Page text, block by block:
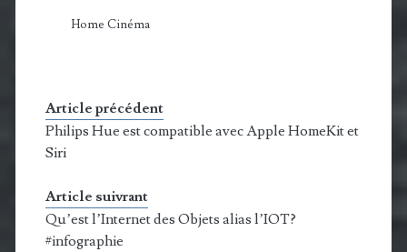
Home Cinéma
Article précédent
Philips Hue est compatible avec Apple HomeKit et
Siri
Article suivrant
Qu’est l’Internet des Objets alias l’IOT?
#infographie